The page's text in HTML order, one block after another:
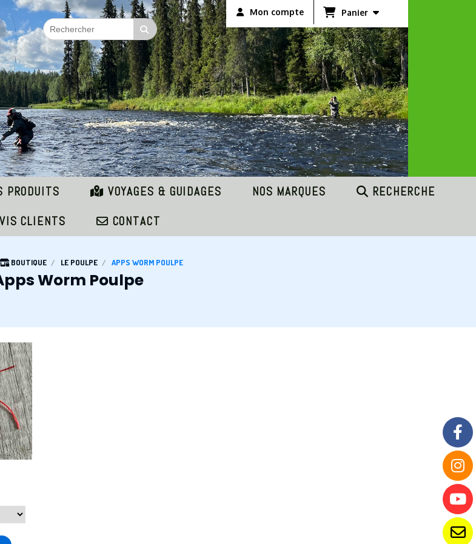
Mon compte Panier
PRODUITS VOYAGES & GUIDAGES NOS MARQUES
RECHERCHE
CLIENTS
CONTACT
BOUTIQUE LE POULPE APPS WORM POULPE
Worm Poulpe